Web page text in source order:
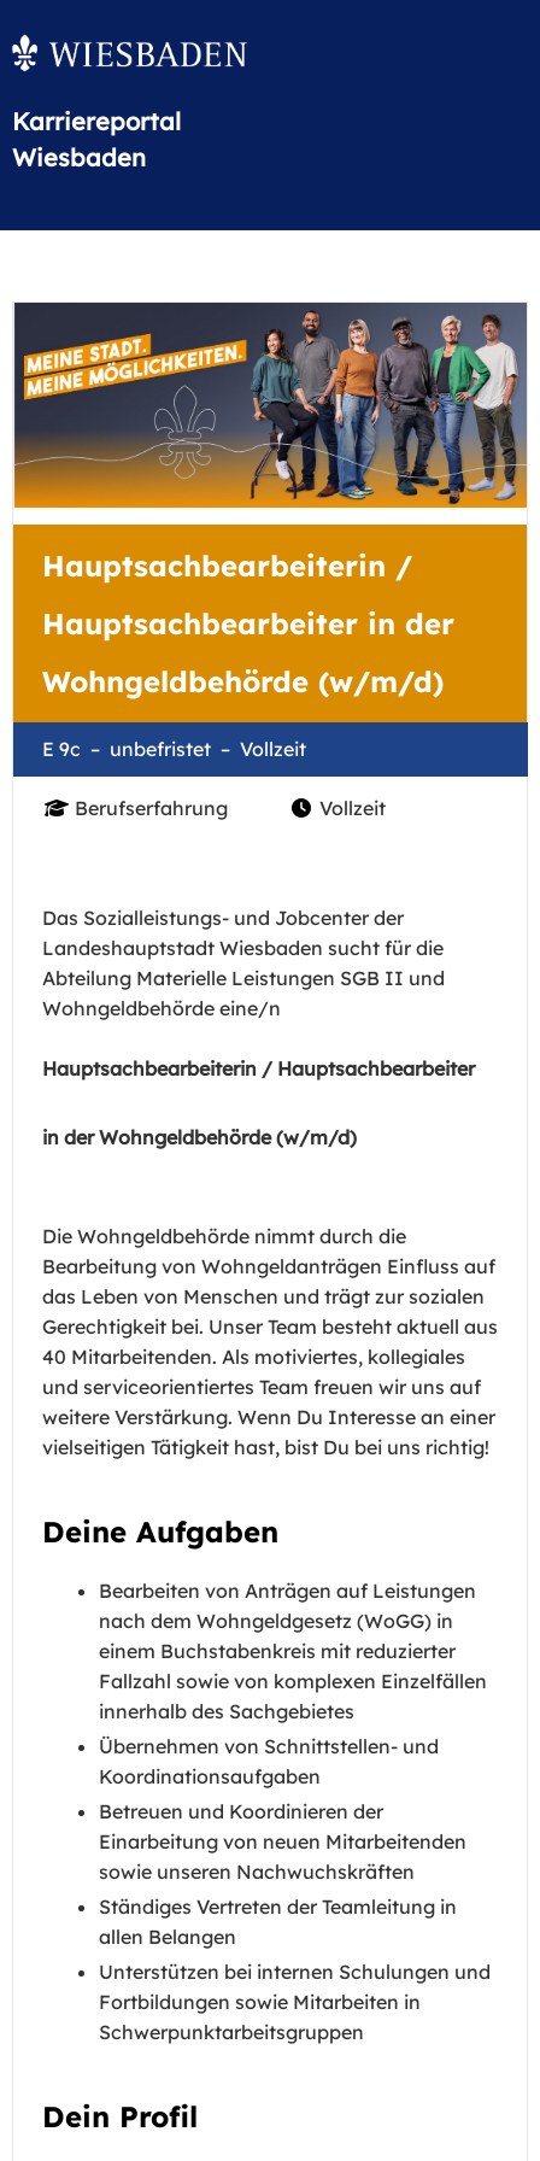
Karriereportal
Wiesbaden
Hauptsachbearbeiterin /
Hauptsachbearbeiter in der
Wohngeldbehörde (w/m/d)
E 9c unbefristet Vollzeit
Berufserfahrung Vollzeit
Das Sozialleistungs- und Jobcenter der
Landeshauptstadt Wiesbaden sucht für die
Abteilung Materielle Leistungen SGB II und
Wohngeldbehörde eine/n
Hauptsachbearbeiterin / Hauptsachbearbeiter
in der Wohngeldbehörde (w/m/d)
Die Wohngeldbehörde nimmt durch die
Bearbeitung von Wohngeldanträgen Einfluss auf
das Leben von Menschen und trägt zur sozialen
Gerechtigkeit bei. Unser Team besteht aktuell aus
40 Mitarbeitenden. Als motiviertes, kollegiales
und serviceorientiertes Team freuen wir uns auf
weitere Verstärkung. Wenn Du Interesse an einer
vielseitigen Tätigkeit hast, bist Du bei uns richtig!
Deine Aufgaben
Bearbeiten von Anträgen auf Leistungen
nach dem Wohngeldgesetz (WoGG) in
einem Buchstabenkreis mit reduzierter
Fallzahl sowie von komplexen Einzelfällen
innerhalb des Sachgebietes
Übernehmen von Schnittstellen- und
Koordinationsaufgaben
Betreuen und Koordinieren der
Einarbeitung von neuen Mitarbeitenden
sowie unseren Nachwuchskräften
Ständiges Vertreten der Teamleitung in
allen Belangen
Unterstützen bei internen Schulungen und
Fortbildungen sowie Mitarbeiten in
Schwerpunktarbeitsgruppen
Dein Profil